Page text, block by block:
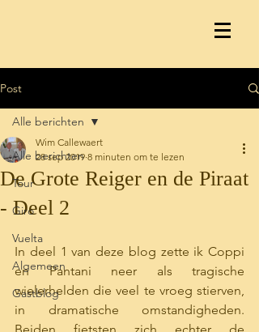
Post
Alle berichten
Tour
Giro
Vuelta
Algemeen
Gastblog
Alle berichten
De Grote Reiger en de Piraat
- Deel 2
Wim Callewaert
28 sep 2019 8 minuten om te lezen
In deel 1 van deze blog zette ik Coppi
en Pantani neer als tragische
wielerhelden die veel te vroeg stierven,
in dramatische omstandigheden.